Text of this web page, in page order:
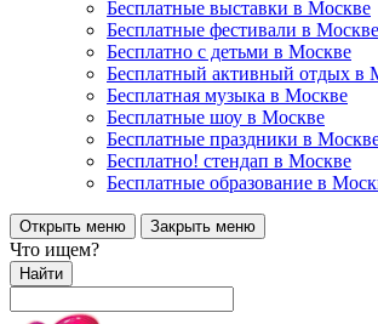
Бесплатные выставки в Москве
Бесплатные фестивали в Москве
Бесплатно с детьми в Москве
Бесплатный активный отдых в
Бесплатная музыка в Москве
Бесплатные шоу в Москве
Бесплатные праздники в
Бесплатно! стендап в Москве
Бесплатные образование в
Открыть меню Закрыть меню
Что ищем?
Найти